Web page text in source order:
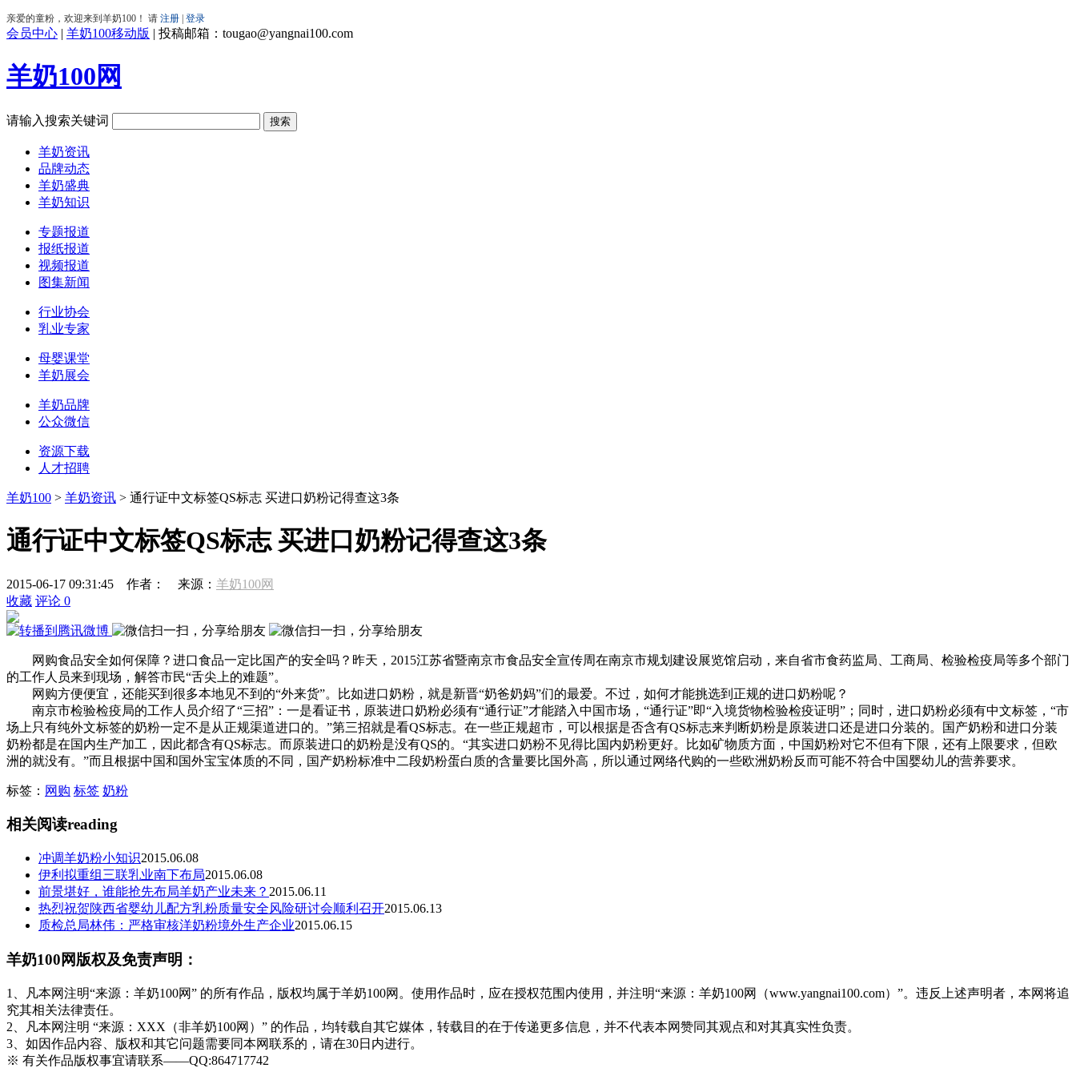
会员中心 | 羊奶100移动版 | 投稿邮箱：tougao@yangnai100.com
羊奶100网
请输入搜索关键词
羊奶资讯
品牌动态
羊奶盛典
羊奶知识
专题报道
报纸报道
视频报道
图集新闻
行业协会
乳业专家
母婴课堂
羊奶展会
羊奶品牌
公众微信
资源下载
人才招聘
羊奶100 > 羊奶资讯 > 通行证中文标签QS标志 买进口奶粉记得查这3条
通行证中文标签QS标志 买进口奶粉记得查这3条
2015-06-17 09:31:45 作者： 来源： 羊奶100网
收藏 评论 0
网购食品安全如何保障？进口食品一定比国产的安全吗？昨天，2015江苏省暨南京市食品安全宣传周在南京市规划建设展览馆启动，来自省市食药监局、工商局、检验检疫局等多个部门
的工作人员来到现场，解答市民“舌尖上的难题”。
网购方便便宜，还能买到很多本地见不到的“外来货”。比如进口奶粉，就是新晋“奶爸奶妈”们的最爱。不过，如何才能挑选到正规的进口奶粉呢？
南京市检验检疫局的工作人员介绍了“三招”：一是看证书，原装进口奶粉必须有“通行证”才能踏入中国市场，“通行证”即“入境货物检验检疫证明”；同时，进口奶粉必须有中文标签，“市
场上只有纯外文标签的奶粉一定不是从正规渠道进口的。”第三招就是看QS标志。在一些正规超市，可以根据是否含有QS标志来判断奶粉是原装进口还是进口分装的。国产奶粉和进口分装
奶粉都是在国内生产加工，因此都含有QS标志。而原装进口的奶粉是没有QS的。“其实进口奶粉不见得比国内奶粉更好。比如矿物质方面，中国奶粉对它不但有下限，还有上限要求，但欧
洲的就没有。”而且根据中国和国外宝宝体质的不同，国产奶粉标准中二段奶粉蛋白质的含量要比国外高，所以通过网络代购的一些欧洲奶粉反而可能不符合中国婴幼儿的营养要求。
标签： 网购 标签 奶粉
相关阅读reading
冲调羊奶粉小知识2015.06.08
伊利拟重组三联乳业南下布局2015.06.08
前景堪好，谁能抢先布局羊奶产业未来？ 2015.06.11
热烈祝贺陕西省婴幼儿配方乳粉质量安全风险研讨会顺利召开2015.06.13
质检总局林伟：严格审核洋奶粉境外生产企业2015.06.15
羊奶100网版权及免责声明：
1、凡本网注明“来源：羊奶100网” 的所有作品，版权均属于羊奶100网。使用作品时，应在授权范围内使用，并注明“来源：羊奶100网（www.yangnai100.com）”。违反上述声明者，本网将追
究其相关法律责任。
2、凡本网注明 “来源：XXX（非羊奶100网）” 的作品，均转载自其它媒体，转载目的在于传递更多信息，并不代表本网赞同其观点和对其真实性负责。
3、如因作品内容、版权和其它问题需要同本网联系的，请在30日内进行。
※ 有关作品版权事宜请联系——QQ:864717742